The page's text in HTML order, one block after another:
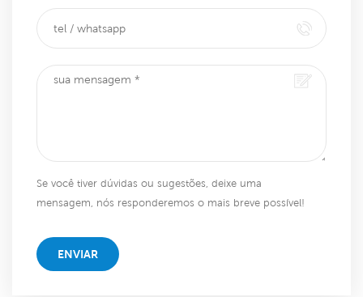
Se você tiver dúvidas ou sugestões, deixe uma
mensagem, nós responderemos o mais breve possível!
ENVIAR